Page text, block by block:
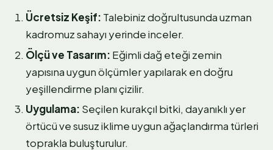
Ücretsiz Keşif: Talebiniz doğrultusunda uzman
kadromuz sahayı yerinde inceler.
Ölçü ve Tasarım: Eğimli dağ eteği zemin
yapısına uygun ölçümler yapılarak en doğru
yeşillendirme planı çizilir.
Uygulama: Seçilen kurakçıl bitki, dayanıklı yer
örtücü ve susuz iklime uygun ağaçlandırma türleri
toprakla buluşturulur.